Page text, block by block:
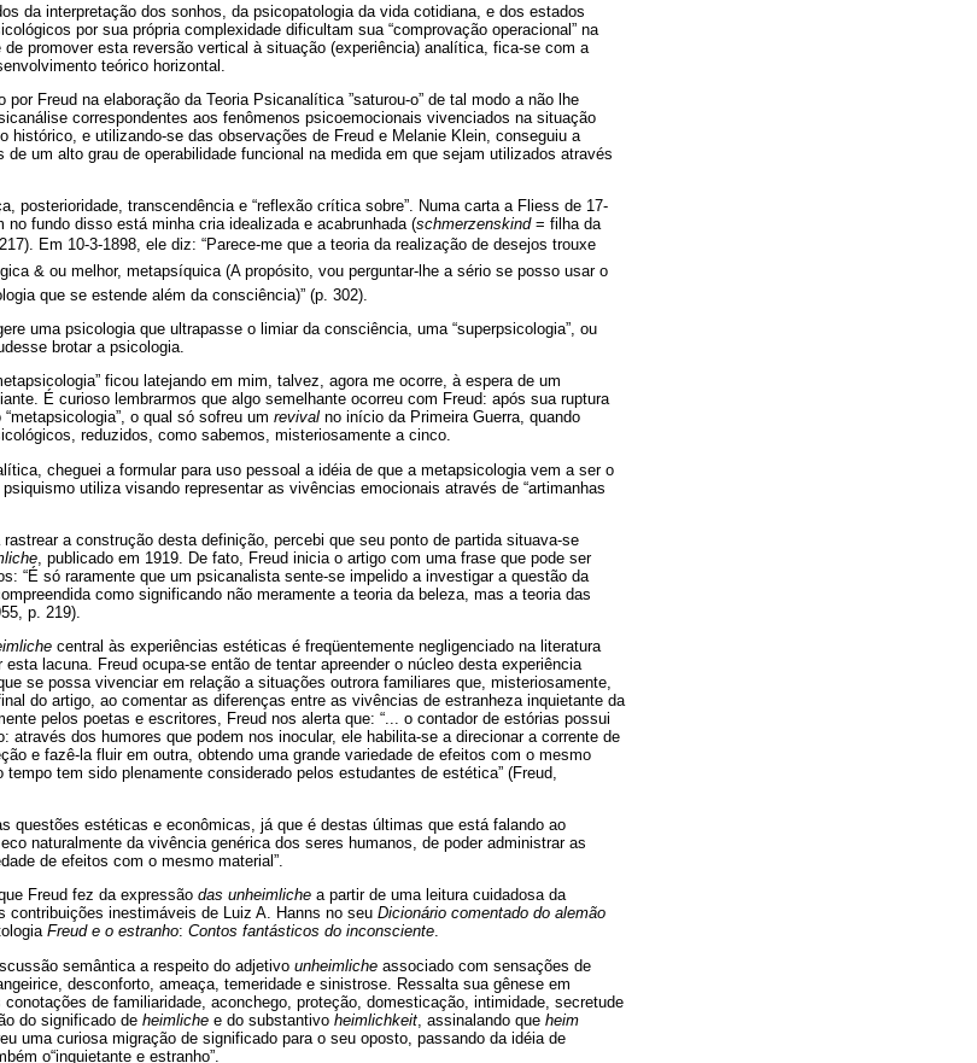
da interpretação dos sonhos, da psicopatologia da vida cotidiana, e dos estados
por sua própria complexidade dificultam sua “comprovação operacional” na
promover esta reversão vertical à situação (experiência) analítica, fica-se com a
teórico horizontal.
Freud na elaboração da Teoria Psicanalítica ”saturou-o” de tal modo a não lhe
correspondentes aos fenômenos psicoemocionais vivenciados na situação
histórico, e utilizando-se das observações de Freud e Melanie Klein, conseguiu a
um alto grau de operabilidade funcional na medida em que sejam utilizados através
posterioridade, transcendência e “reflexão crítica sobre”. Numa carta a Fliess de 17-
no fundo disso está minha cria idealizada e acabrunhada (schmerzenskind= filha da
Em 10-3-1898, ele diz: “Parece-me que a teoria da realização de desejos trouxe
& ou melhor, metapsíquica (A propósito, vou perguntar-lhe a sério se posso usar o
que se estende além da consciência)” (p. 302).
uma psicologia que ultrapasse o limiar da consciência, uma “superpsicologia”, ou
brotar a psicologia.
ficou latejando em mim, talvez, agora me ocorre, à espera de um
É curioso lembrarmos que algo semelhante ocorreu com Freud: após sua ruptura
o qual só sofreu um revival no início da Primeira Guerra, quando
reduzidos, como sabemos, misteriosamente a cinco.
cheguei a formular para uso pessoal a idéia de que a metapsicologia vem a ser o
utiliza visando representar as vivências emocionais através de “artimanhas
a construção desta definição, percebi que seu ponto de partida situava-se
, publicado em 1919. De fato, Freud inicia o artigo com uma frase que pode ser
“É só raramente que um psicanalista sente-se impelido a investigar a questão da
como significando não meramente a teoria da beleza, mas a teoria das
p. 219).
central às experiências estéticas é freqüentemente negligenciado na literatura
lacuna. Freud ocupa-se então de tentar apreender o núcleo desta experiência
se possa vivenciar em relação a situações outrora familiares que, misteriosamente,
do artigo, ao comentar as diferenças entre as vivências de estranheza inquietante da
pelos poetas e escritores, Freud nos alerta que: “... o contador de estórias possui
através dos humores que podem nos inocular, ele habilita-se a direcionar a corrente de
e fazê-la fluir em outra, obtendo uma grande variedade de efeitos com o mesmo
tem sido plenamente considerado pelos estudantes de estética” (Freud,
questões estéticas e econômicas, já que é destas últimas que está falando ao
naturalmente da vivência genérica dos seres humanos, de poder administrar as
de efeitos com o mesmo material”.
Freud fez da expressão das unheimliche a partir de uma leitura cuidadosa da
contribuições inestimáveis de Luiz A. Hanns no seu Dicionário comentado do alemão
Freud e o estranho: Contos fantásticos do inconsciente.
semântica a respeito do adjetivo unheimliche associado com sensações de
desconforto, ameaça, temeridade e sinistrose. Ressalta sua gênese em
conotações de familiaridade, aconchego, proteção, domesticação, intimidade, secretude
do significado de heimliche e do substantivo heimlichkeit , assinalando que heim
uma curiosa migração de significado para o seu oposto, passando da idéia de
o“inquietante e estranho”.